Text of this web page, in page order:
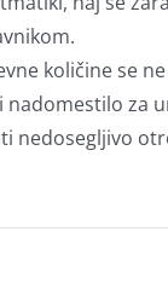
količine se
za
nedosegljivo